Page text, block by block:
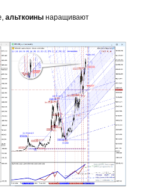
альткоины наращивают